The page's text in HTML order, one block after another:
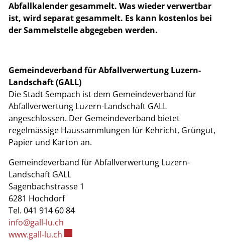
Abfallkalender gesammelt. Was wieder verwertbar
ist, wird separat gesammelt. Es kann kostenlos bei
der Sammelstelle abgegeben werden.
Gemeindeverband für Abfallverwertung Luzern-
Landschaft (GALL)
Die Stadt Sempach ist dem Gemeindeverband für
Abfallverwertung Luzern-Landschaft GALL
angeschlossen. Der Gemeindeverband bietet
regelmässige Haussammlungen für Kehricht, Grüngut,
Papier und Karton an.
Gemeindeverband für Abfallverwertung Luzern-
Landschaft GALL
Sagenbachstrasse 1
6281 Hochdorf
Tel. 041 914 60 84
info@gall-lu.ch
www.gall-lu.ch